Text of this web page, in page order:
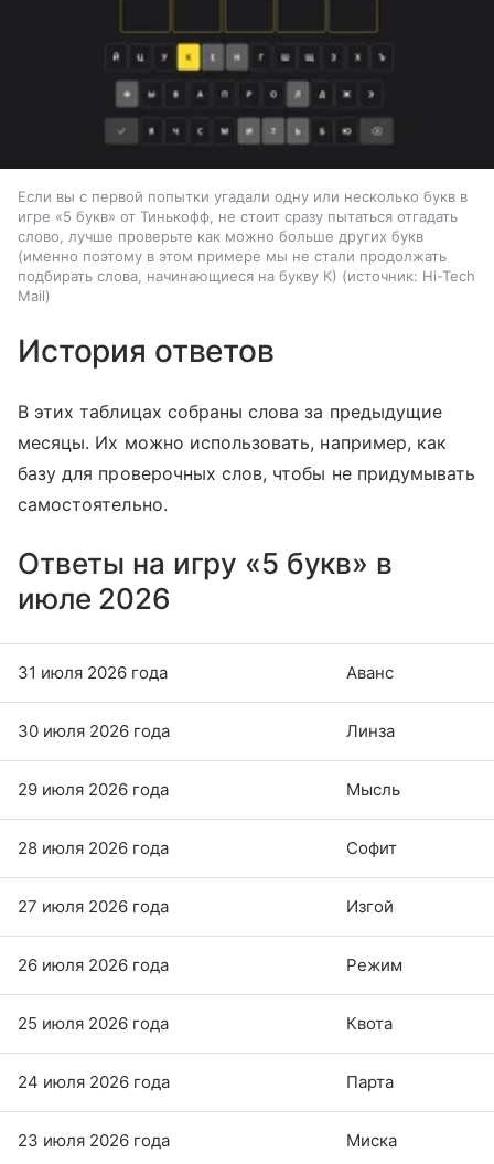
Если вы с первой попытки угадали одну или несколько букв в
игре «5 букв» от Тинькофф, не стоит сразу пытаться отгадать
слово, лучше проверьте как можно больше других букв
(именно поэтому в этом примере мы не стали продолжать
подбирать слова, начинающиеся на букву К)
источник: Hi-Tech
Mail
История ответов
В этих таблицах собраны слова за предыдущие
месяцы. Их можно использовать, например, как
базу для проверочных слов, чтобы не придумывать
самостоятельно.
Ответы на игру «5 букв» в
июле 2026
31 июля 2026 года Аванс
30 июля 2026 года Линза
29 июля 2026 года Мысль
28 июля 2026 года Софит
27 июля 2026 года Изгой
26 июля 2026 года Режим
25 июля 2026 года Квота
24 июля 2026 года Парта
23 июля 2026 года Миска